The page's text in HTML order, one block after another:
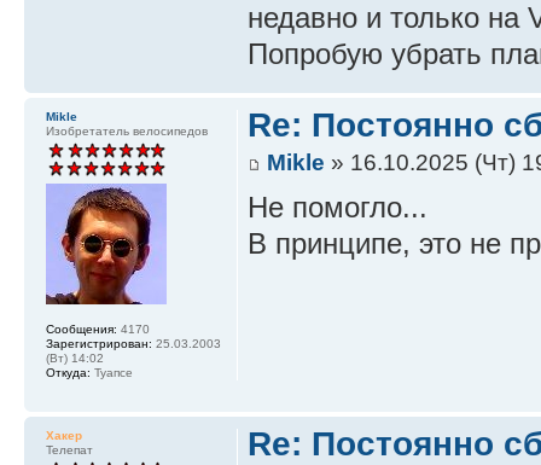
недавно и только на
Попробую убрать
Mikle
Изобретатель велосипедов
Сообщения: 4170
Зарегистрирован: 25.03.2003
(Вт) 14:02
Откуда: Туапсе
Re: Постоянно
Mikle » 16.10.2025 (Чт)
Не помогло...
В принципе, это не
Хакер
Телепат
Re: Постоянно